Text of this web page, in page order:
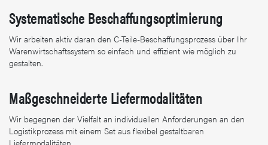
Systematische Beschaffungsoptimierung
Wir arbeiten aktiv daran den C-Teile-Beschaffungsprozess über Ihr
Warenwirtschaftssystem so einfach und effizient wie möglich zu
gestalten.
Maßgeschneiderte Liefermodalitäten
Wir begegnen der Vielfalt an individuellen Anforderungen an den
Logistikprozess mit einem Set aus flexibel gestaltbaren
Liefermodalitäten.